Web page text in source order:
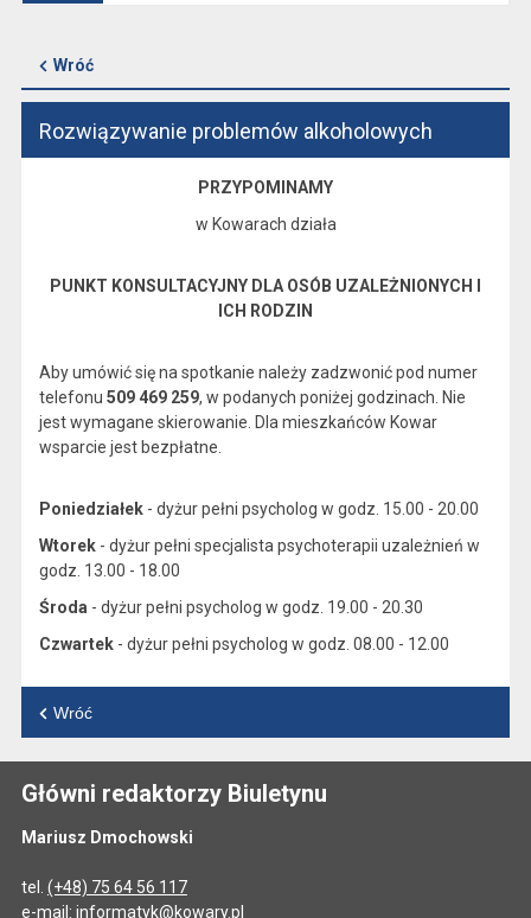
Wróć
Rozwiązywanie problemów alkoholowych
PRZYPOMINAMY
w Kowarach działa
PUNKT KONSULTACYJNY DLA OSÓB UZALEŻNIONYCH I
ICH RODZIN
Aby umówić się na spotkanie należy zadzwonić pod numer
telefonu 509 469 259, w podanych poniżej godzinach. Nie
jest wymagane skierowanie. Dla mieszkańców Kowar
wsparcie jest bezpłatne.
Poniedziałek - dyżur pełni psycholog w godz. 15.00 - 20.00
Wtorek - dyżur pełni specjalista psychoterapii uzależnień w
godz. 13.00 - 18.00
Środa - dyżur pełni psycholog w godz. 19.00 - 20.30
Czwartek- dyżur pełni psycholog w godz. 08.00 - 12.00
Wróć
Główni redaktorzy Biuletynu
Mariusz Dmochowski
tel. (+48) 75 64 56 117
e-mail: informatyk@kowary.pl